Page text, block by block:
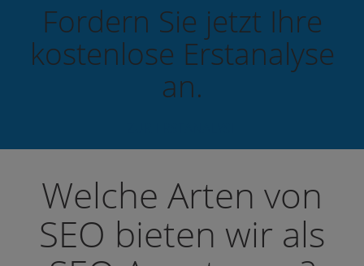
Fordern Sie jetzt Ihre
kostenlose Erstanalyse
an.
Welche Arten von
SEO bieten wir als